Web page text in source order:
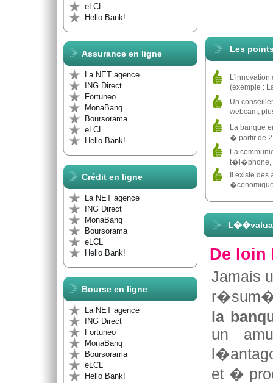
eLCL
Hello Bank!
Assurance en ligne
La NET agence
ING Direct
Fortuneo
MonaBanq
Boursorama
eLCL
Hello Bank!
Crédit en ligne
La NET agence
ING Direct
MonaBanq
Boursorama
eLCL
Hello Bank!
Bourse en ligne
La NET agence
ING Direct
Fortuneo
MonaBanq
Boursorama
eLCL
Hello Bank!
Les
L'innovation
(exemple :
Un
webcam,
La banque
� partir de
La
t�l�phone,
Il existe
De loin
Jamais
la
un
et �